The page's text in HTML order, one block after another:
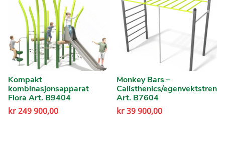
Kompakt
kombinasjonsapparat
Flora Art. B9404
kr249 900,00
Monkey Bars –
Calisthenics/
Art. B7604
kr39 900,00